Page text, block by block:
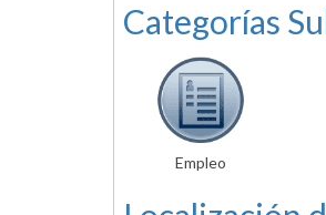
Categorías
Empleo